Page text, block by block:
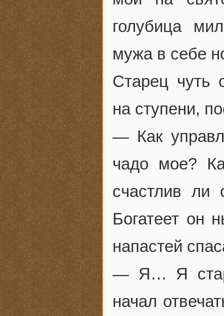
голубица
мужа в себе
Старец чуть
на ступени,
— Как
чадо мое?
счастлив ли
Богатеет он
напастей
— Я… Я
начал